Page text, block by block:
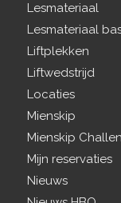
Lesmateriaal
Lesmateriaal
Liftplekken
Liftwedstrijd
Locaties
Mienskip
Mienskip
Mijn reservaties
Nieuws